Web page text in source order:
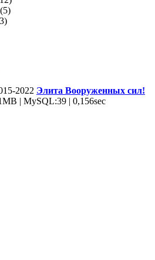
(5)
2022 Элита Вооруженных сил!
| MySQL:39 | 0,156sec